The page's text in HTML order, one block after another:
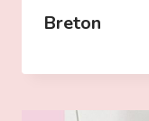
Breton